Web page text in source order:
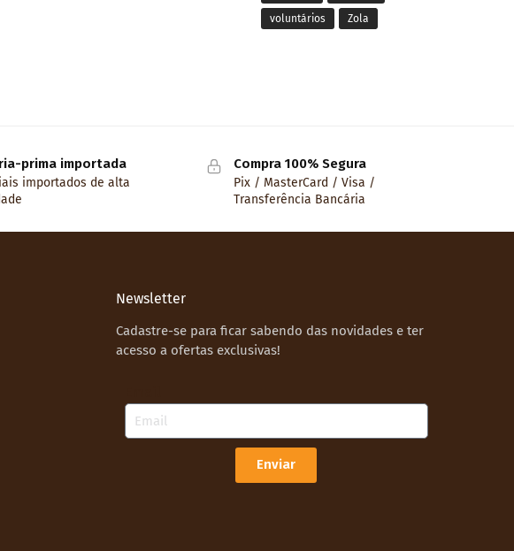
voluntários Zola
prima importada
importados de alta
Compra 100% Segura
Pix / MasterCard / Visa /
Transferência Bancária
Newsletter
Cadastre-se para ficar sabendo das novidades e ter
acesso a ofertas exclusivas!
Enviar